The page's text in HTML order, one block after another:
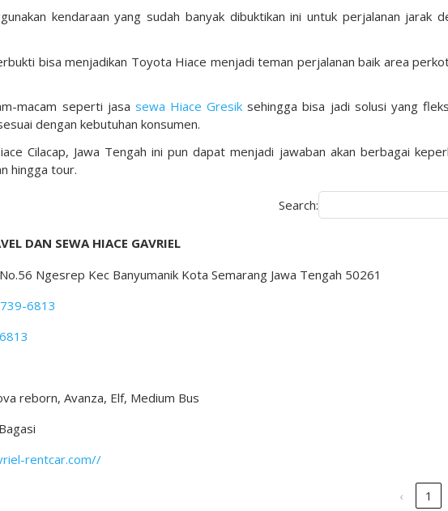
kendaraan yang sudah banyak dibuktikan ini untuk perjalanan jarak
bisa menjadikan Toyota Hiace menjadi teman perjalanan baik area
macam seperti jasa sewa Hiace Gresik sehingga bisa jadi solusi yang
dengan kebutuhan konsumen.
Cilacap, Jawa Tengah ini pun dapat menjadi jawaban akan berbagai
hingga tour.
Search:
DAN SEWA HIACE GAVRIEL
No.56 Ngesrep Kec Banyumanik Kota Semarang Jawa Tengah 50261
6813
reborn, Avanza, Elf, Medium Bus
rentcar.com//
‹ 1